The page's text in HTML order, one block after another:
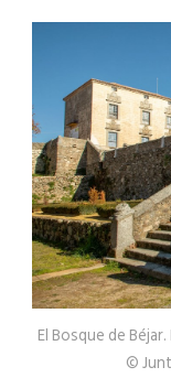
El Bosque de
©